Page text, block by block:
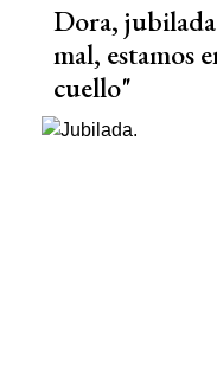
Dora,
mal, estamos
cuello"